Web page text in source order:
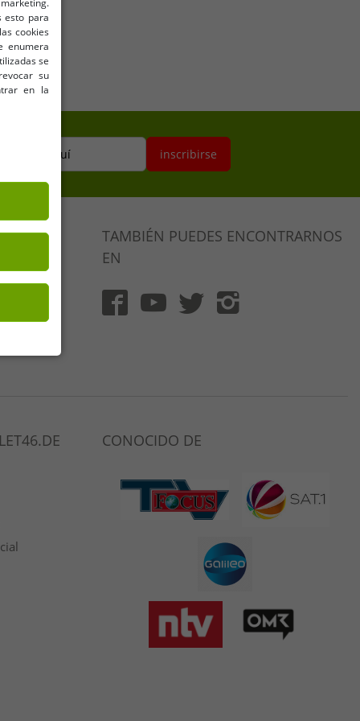
aquí inscribirse
TAMBIÉN PUEDES ENCONTRARNOS
EN
CONOCIDO DE
esto para
cookies
enumera
se
su
en la